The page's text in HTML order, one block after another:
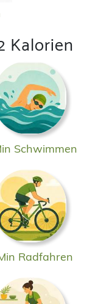
Kalorien
Schwimmen
Radfahren